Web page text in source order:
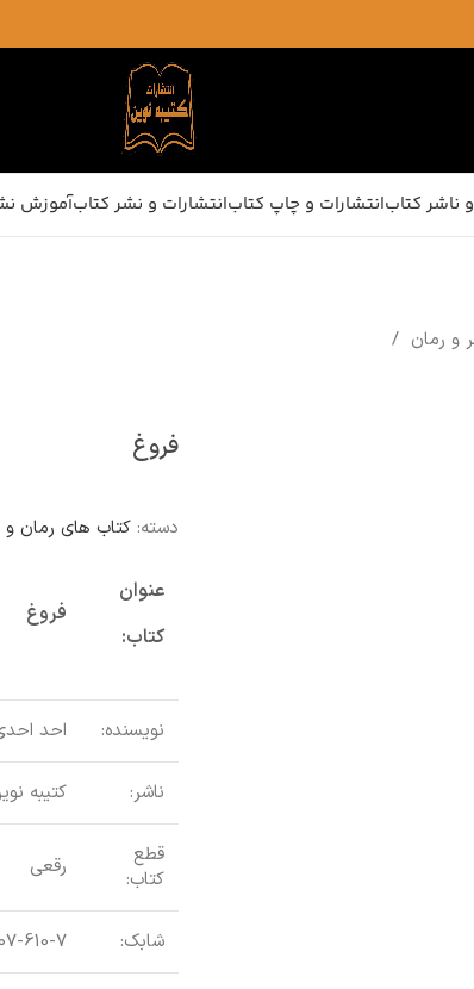
ناشر کتابانتشارات و چاپ کتابانتشارات و نشر کتابآموزش
و رمان
فروغ
دسته: کتاب های رمان و
عنوان
کتاب:
فروغ
نویسنده: احد
ناشر: کتیبه
قطع
کتاب:
رقعی
شابک: 610-7